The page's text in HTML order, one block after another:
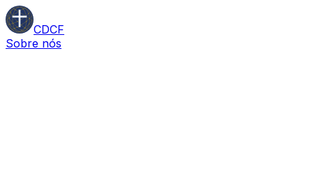
CDCF
Sobre nós